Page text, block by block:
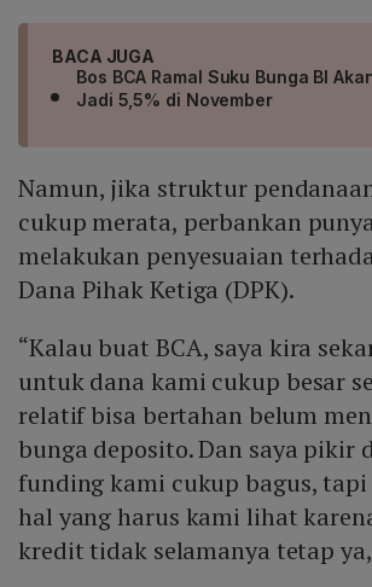
BACA JUGA
Bos BCA Ramal Suku Bunga BI
Jadi 5,5% di November
Namun, jika struktur
cukup merata, perbankan
melakukan penyesuaian
Dana Pihak Ketiga (DPK).
“Kalau buat BCA, saya kira
untuk dana kami cukup besar
relatif bisa bertahan belum
bunga deposito. Dan saya pikir
funding kami cukup bagus, tapi
hal yang harus kami lihat
kredit tidak selamanya tetap